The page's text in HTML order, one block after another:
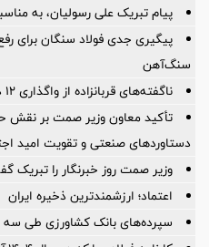
پیام تبریک علی رسولیان، به مناسبت فرارسیدن
پیگیری جدی فولاد سنگان برای
سنگ‌آهن
ناگفته‌های قربانزاده از واگذاری ۱۲ درصد هلدینگ خلیج فارس
تأکید معاون وزیر صمت بر نقش
دستاوردهای صنعتی و تقویت امید
وزیر صمت روز خبرنگار را تبریک
اعتماد؛ ارزشمندترین ذخیره ایران
سپرده‌های بانک کشاورزی طی سه سال